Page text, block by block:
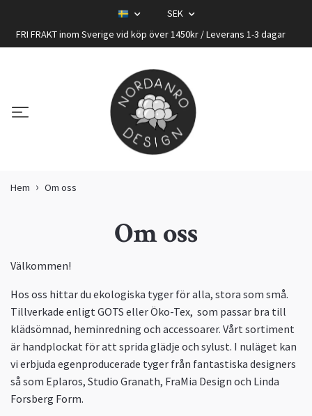
SEK
FRI FRAKT inom Sverige vid köp över 1450kr / Leverans 1-3 dagar
Hem Om oss
Om oss
Välkommen!
Hos oss hittar du ekologiska tyger för alla, stora som små.
Tillverkade enligt GOTS eller Öko-Tex, som passar bra till
klädsömnad, heminredning och accessoarer. Vårt sortiment
är handplockat för att sprida glädje och sylust. I nuläget kan
vi erbjuda egenproducerade tyger från fantastiska designers
så som Eplaros, Studio Granath, FraMia Design och Linda
Forsberg Form.